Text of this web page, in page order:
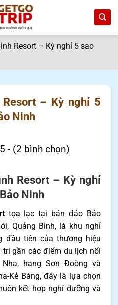
Resort – Kỳ nghỉ 5 sao
Resort – Kỳ nghỉ 5
Ninh
- (2 bình chọn)
Resort – Kỳ nghỉ
Ninh
tọa lạc tại bán đảo Bảo
Quảng Bình, là khu nghỉ
đầu tiên của thương hiệu
trí gần các điểm du lịch nổi
hang Sơn Đoòng và
Kẻ Bàng, đây là lựa chọn
kết hợp nghỉ dưỡng và